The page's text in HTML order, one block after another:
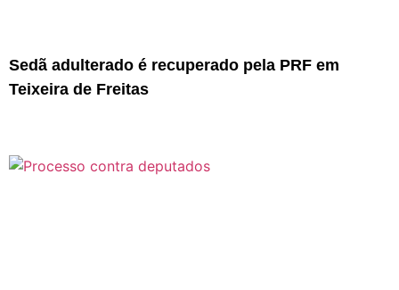
Sedã adulterado é recuperado pela PRF em
Teixeira de Freitas